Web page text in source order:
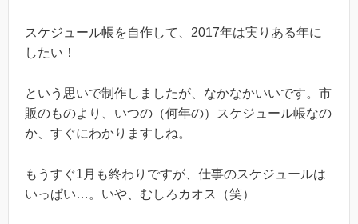
スケジュール帳を自作して、2017年は実りある年に
したい！
という思いで制作しましたが、なかなかいいです。市
販のものより、いつの（何年の）スケジュール帳なの
か、すぐにわかりますしね。
もうすぐ1月も終わりですが、仕事のスケジュールは
いっぱい…。いや、むしろカオス（笑）